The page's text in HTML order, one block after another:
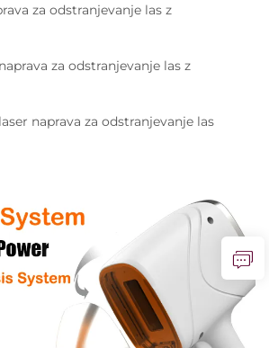
za odstranjevanje las z
za odstranjevanje las z
naprava za odstranjevanje las